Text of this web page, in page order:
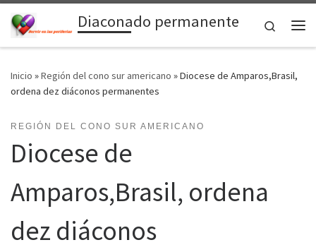
Saltar al contenidoDiaconado permanente
Search
Inicio »Región del cono sur americano »Diocese de Amparos,Brasil,
ordena dez diáconos permanentes
REGIÓN DEL CONO SUR AMERICANO
Diocese de
Amparos,Brasil, ordena
dez diáconos